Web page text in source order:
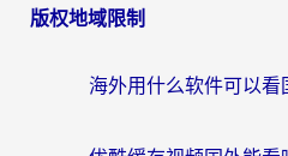
版权地域限制